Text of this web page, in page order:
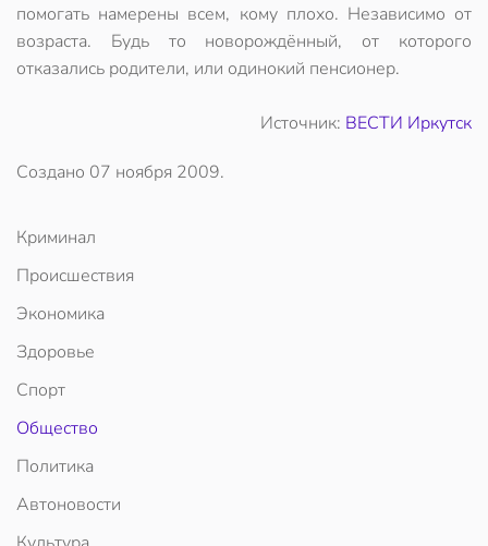
помогать намерены всем, кому плохо. Независимо от
возраста. Будь то новорождённый, от которого
отказались родители, или одинокий пенсионер.
Источник: ВЕСТИ Иркутск
Создано 07 ноября 2009.
Криминал
Происшествия
Экономика
Здоровье
Спорт
Общество
Политика
Автоновости